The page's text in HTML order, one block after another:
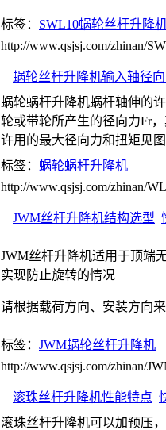
标签： SWL10蜗轮丝杆升降
http://www.qsjsj.com/zhinan/
蜗轮丝杆升降机输入轴径
蜗轮蜗杆升降机蜗杆轴伸的
轮或带轮所产生的径向力Fr
许用的最大径向力和扭矩见
标签： 蜗轮蜗杆升降机
http://www.qsjsj.com/zhinan/
JWM丝杆升降机结构选型
JWM丝杆升降机适用于顶端
实现防止旋转的情况
请根据载荷方向、安装方向
标签： JWM蜗轮丝杆升降机
http://www.qsjsj.com/zhinan/
滚珠丝杆升降机性能特点
滚珠丝杆升降机可以加预压